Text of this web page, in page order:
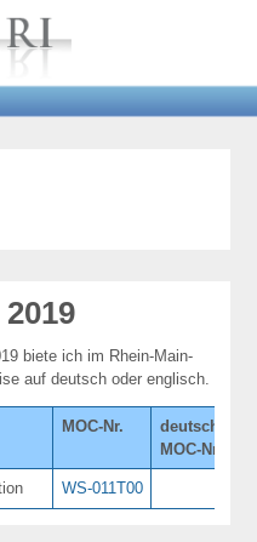
biete ich im Rhein-Main-
auf deutsch oder englisch.
MOC-Nr.
deutsche
MOC-Nr.
WS-011T00